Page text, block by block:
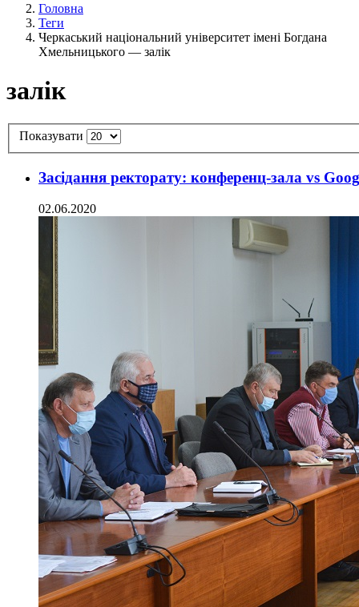
Головна
Теги
Черкаський національний університет імені Богдана
Хмельницького — залік
залік
Показувати
Засідання ректорату: конференц-зала vs
02.06.2020